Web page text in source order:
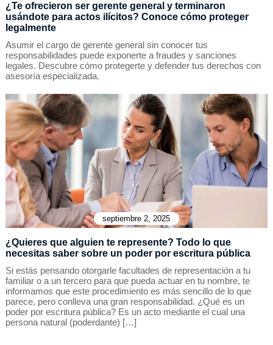
¿Te ofrecieron ser gerente general y terminaron
usándote para actos ilícitos? Conoce cómo proteger
legalmente
Asumir el cargo de gerente general sin conocer tus
responsabilidades puede exponerte a fraudes y sanciones
legales. Descubre cómo protegerte y defender tus derechos con
asesoría especializada.
septiembre 2, 2025
¿Quieres que alguien te represente? Todo lo que
necesitas saber sobre un poder por escritura pública
Si estás pensando otorgarle facultades de representación a tu
familiar o a un tercero para que pueda actuar en tu nombre, te
informamos que este procedimiento es más sencillo de lo que
parece, pero conlleva una gran responsabilidad. ¿Qué es un
poder por escritura pública? Es un acto mediante el cual una
persona natural (poderdante) […]